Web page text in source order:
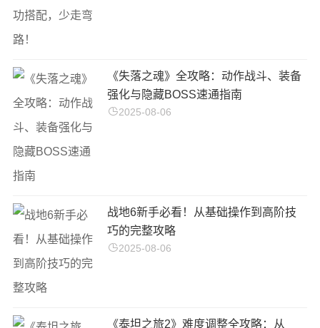
《失落之魂》全攻略：动作战斗、装备
强化与隐藏BOSS速通指南
2025-08-06
战地6新手必看！从基础操作到高阶技
巧的完整攻略
2025-08-06
《泰坦之旅2》难度调整全攻略：从